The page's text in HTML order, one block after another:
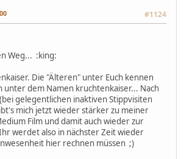
#1124
Weg... :king:
Die "Älteren" unter Euch kennen
unter dem Namen kruchtenkaiser... Nach
gelegentlichen inaktiven Stippvisiten
mich jetzt wieder stärker zu meiner
Film und damit auch wieder zur
werdet also in nächster Zeit wieder
hier rechnen müssen ;)